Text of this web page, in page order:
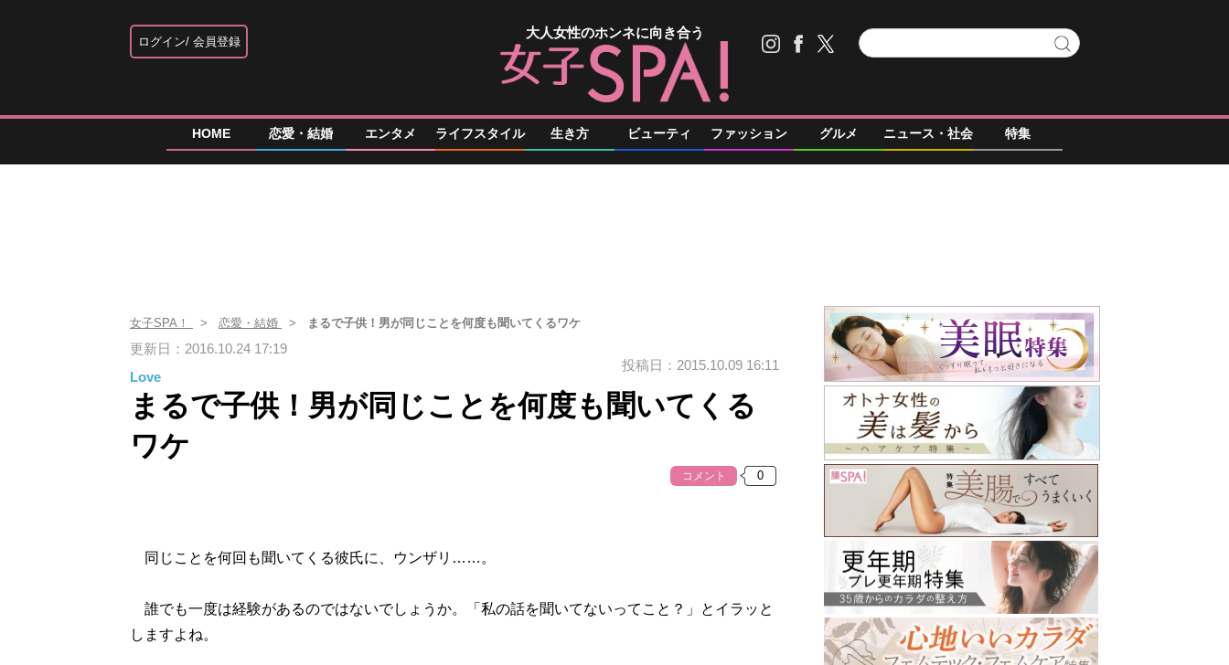
ログイン 会員登録
大人女性のホンネに向き合う
HOME 恋愛・結婚 エンタメ ライフスタイル 生き方 ビューティ ファッション グルメ ニュース・社会 特集
女子SPA！ 恋愛・結婚 まるで子供！男が同じことを何度も聞いてくるワケ
更新日：2016.10.24 17:19
Love
投稿日：2015.10.09 16:11
まるで子供！男が同じことを何度も聞いてくる
ワケ
コメント
同じことを何回も聞いてくる彼氏に、ウンザリ……。
誰でも一度は経験があるのではないでしょうか。「私の話を聞いてないってこと？」とイラッと
しますよね。